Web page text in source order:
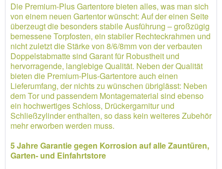
Die Premium-Plus Gartentore bieten alles, was man sich
von einem neuen Gartentor wünscht: Auf der einen Seite
überzeugt die besonders stabile Ausführung – großzügig
bemessene Torpfosten, ein stabiler Rechteckrahmen und
nicht zuletzt die Stärke von 8/6/8mm von der verbauten
Doppelstabmatte sind Garant für Robustheit und
hervorragende, langlebige Qualität. Neben der Qualität
bieten die Premium-Plus-Gartentore auch einen
Lieferumfang, der nichts zu wünschen übriglässt: Neben
dem Tor und passendem Montagematerial sind ebenso
ein hochwertiges Schloss, Drückergarnitur und
Schließzylinder enthalten, so dass kein weiteres Zubehör
mehr erworben werden muss.
5 Jahre Garantie gegen Korrosion auf alle Zauntüren,
Garten- und Einfahrtstore